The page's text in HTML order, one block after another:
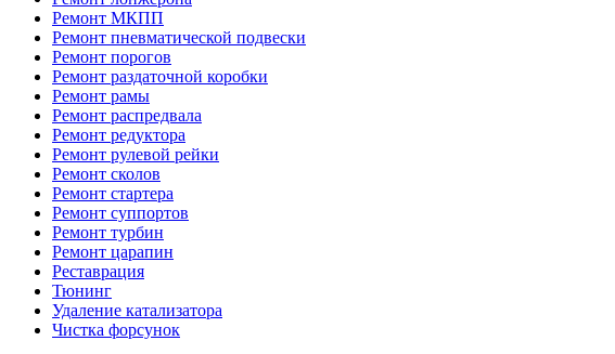
Ремонт МКПП
Ремонт пневматической подвески
Ремонт порогов
Ремонт раздаточной коробки
Ремонт рамы
Ремонт распредвала
Ремонт редуктора
Ремонт рулевой рейки
Ремонт сколов
Ремонт стартера
Ремонт суппортов
Ремонт турбин
Ремонт царапин
Реставрация
Тюнинг
Удаление катализатора
Чистка форсунок